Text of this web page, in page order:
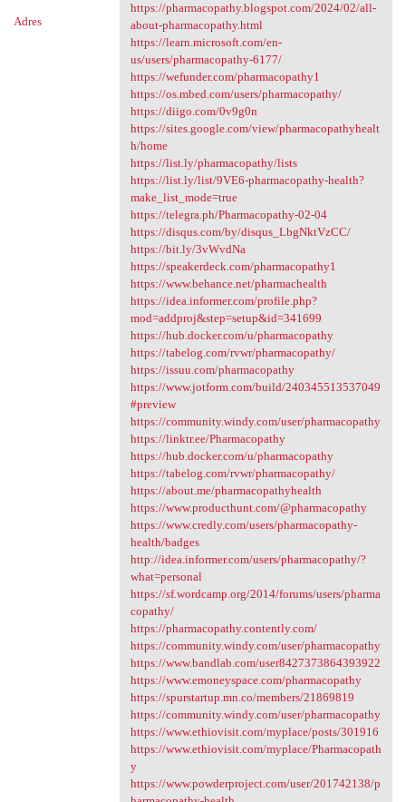
Adres
https://pharmacopathy.blogspot.com/2024/02/all-
about-pharmacopathy.html
https://learn.microsoft.com/en-
us/users/pharmacopathy-6177/
https://wefunder.com/pharmacopathy1
https://os.mbed.com/users/pharmacopathy/
https://diigo.com/0v9g0n
https://sites.google.com/view/pharmacopathyhealt
h/home
https://list.ly/pharmacopathy/lists
https://list.ly/list/9VE6-pharmacopathy-health?
make_list_mode=true
https://telegra.ph/Pharmacopathy-02-04
https://disqus.com/by/disqus_LbgNktVzCC/
https://bit.ly/3vWvdNa
https://speakerdeck.com/pharmacopathy1
https://www.behance.net/pharmachealth
https://idea.informer.com/profile.php?
mod=addproj&step=setup&id=341699
https://hub.docker.com/u/pharmacopathy
https://tabelog.com/rvwr/pharmacopathy/
https://issuu.com/pharmacopathy
https://www.jotform.com/build/240345513537049
#preview
https://community.windy.com/user/pharmacopathy
https://linktr.ee/Pharmacopathy
https://hub.docker.com/u/pharmacopathy
https://tabelog.com/rvwr/pharmacopathy/
https://about.me/pharmacopathyhealth
https://www.producthunt.com/@pharmacopathy
https://www.credly.com/users/pharmacopathy-
health/badges
http://idea.informer.com/users/pharmacopathy/?
what=personal
https://sf.wordcamp.org/2014/forums/users/pharma
copathy/
https://pharmacopathy.contently.com/
https://community.windy.com/user/pharmacopathy
https://www.bandlab.com/user8427373864393922
https://www.emoneyspace.com/pharmacopathy
https://spurstartup.mn.co/members/21869819
https://community.windy.com/user/pharmacopathy
https://www.ethiovisit.com/myplace/posts/301916
https://www.ethiovisit.com/myplace/Pharmacopath
y
https://www.powderproject.com/user/201742138/p